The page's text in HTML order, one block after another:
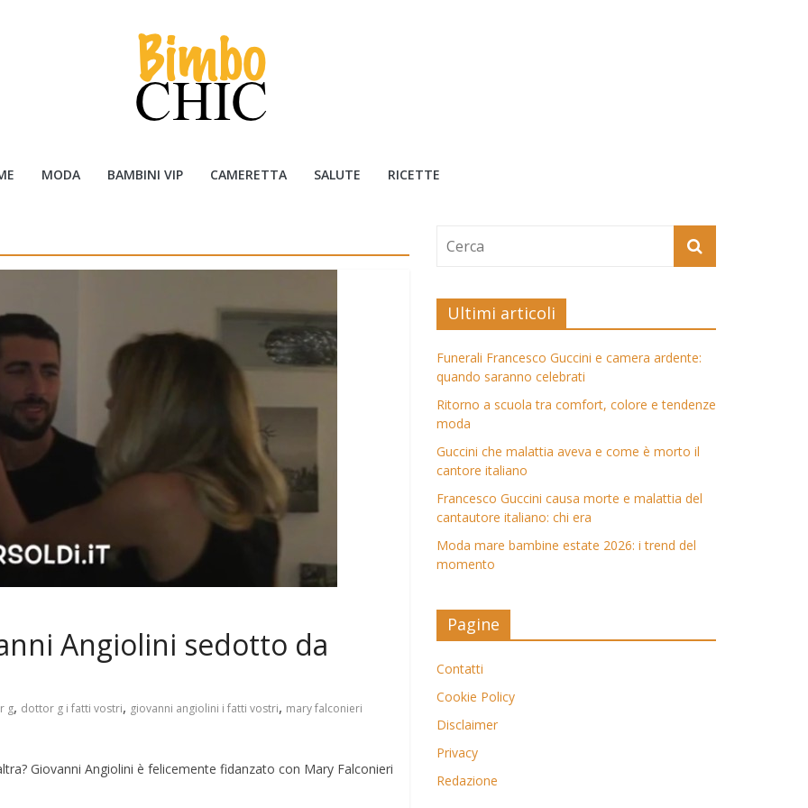
MODA BAMBINI VIP CAMERETTA SALUTE RICETTE
Angiolini sedotto da
g, dottor g i fatti vostri, giovanni angiolini i fatti vostri, mary falconieri
Giovanni Angiolini è felicemente fidanzato con Mary Falconieri
Ultimi articoli
Funerali Francesco Guccini e camera ardente:
quando saranno celebrati
Ritorno a scuola tra comfort, colore e tendenze
moda
Guccini che malattia aveva e come è morto il
cantore italiano
Francesco Guccini causa morte e malattia del
cantautore italiano: chi era
Moda mare bambine estate 2026: i trend del
momento
Pagine
Contatti
Cookie Policy
Disclaimer
Privacy
Redazione